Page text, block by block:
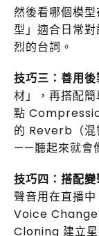
然後看哪個模
型」適合日常
烈的台詞。
技巧三：善用後
材」，再搭配
點
的 Reverb（混
——聽起來就會
技巧四：搭配變
聲音用在直播
Voice
Cloning 建立